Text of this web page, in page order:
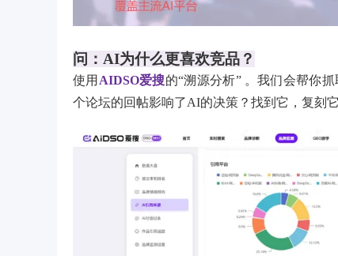
问：AI为什么更喜欢竞品？
使用 AIDSO爱搜的“溯源分析” 。我们会帮你
个论坛的回帖影响了AI的决策？找到它，复刻它